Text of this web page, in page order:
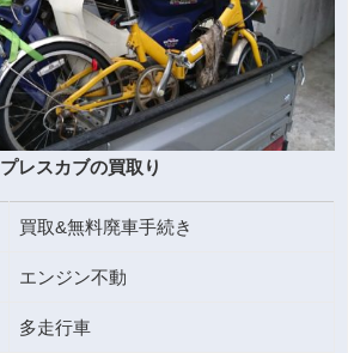
プレスカブの買取り
買取&無料廃車手続き
エンジン不動
多走行車